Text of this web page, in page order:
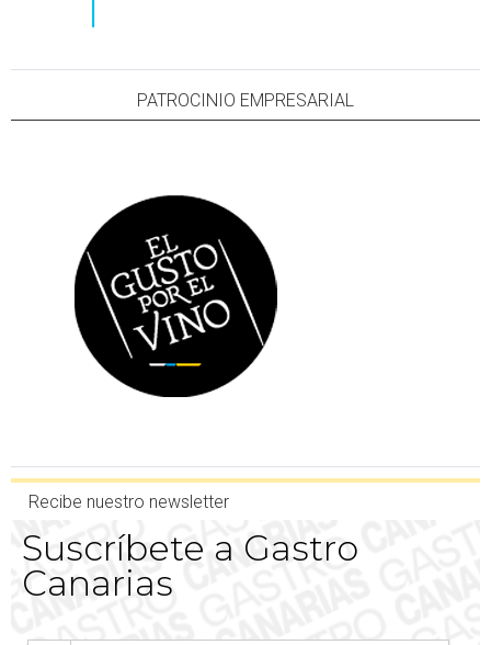
PATROCINIO EMPRESARIAL
Recibe nuestro newsletter
Suscríbete a Gastro
Canarias